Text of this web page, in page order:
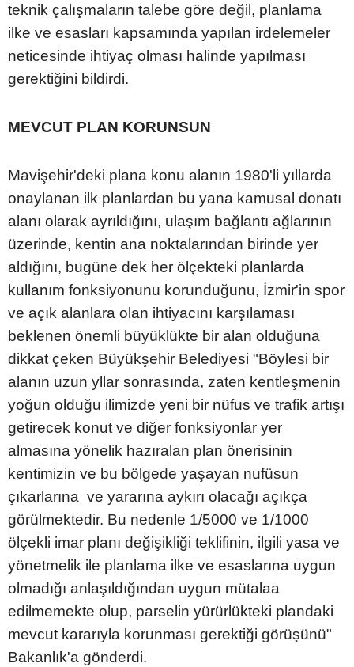
teknik çalışmaların talebe göre değil, planlama
ilke ve esasları kapsamında yapılan irdelemeler
neticesinde ihtiyaç olması halinde yapılması
gerektiğini bildirdi.
MEVCUT PLAN KORUNSUN
Mavişehir'deki plana konu alanın 1980'li yıllarda
onaylanan ilk planlardan bu yana kamusal donatı
alanı olarak ayrıldığını, ulaşım bağlantı ağlarının
üzerinde, kentin ana noktalarından birinde yer
aldığını, bugüne dek her ölçekteki planlarda
kullanım fonksiyonunu korunduğunu, İzmir'in spor
ve açık alanlara olan ihtiyacını karşılaması
beklenen önemli büyüklükte bir alan olduğuna
dikkat çeken Büyükşehir Belediyesi "Böylesi bir
alanın uzun yllar sonrasında, zaten kentleşmenin
yoğun olduğu ilimizde yeni bir nüfus ve trafik artışı
getirecek konut ve diğer fonksiyonlar yer
almasına yönelik hazıralan plan önerisinin
kentimizin ve bu bölgede yaşayan nufüsun
çıkarlarına ve yararına aykırı olacağı açıkça
görülmektedir. Bu nedenle 1/5000 ve 1/1000
ölçekli imar planı değişikliği teklifinin, ilgili yasa ve
yönetmelik ile planlama ilke ve esaslarına uygun
olmadığı anlaşıldığından uygun mütalaa
edilmemekte olup, parselin yürürlükteki plandaki
mevcut kararıyla korunması gerektiği görüşünü"
Bakanlık'a gönderdi.